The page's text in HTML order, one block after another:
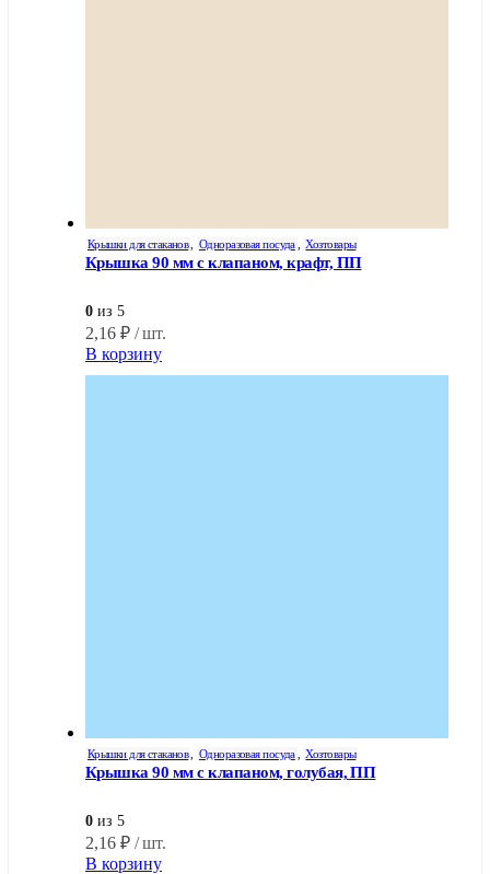
Крышки для стаканов Одноразовая посуда Хозтовары
Крышка 90 мм с клапаном, крафт, ПП
0 из 5
2,16 ₽ / шт.
В корзину
Крышки для стаканов Одноразовая посуда Хозтовары
Крышка 90 мм с клапаном, голубая, ПП
0 из 5
2,16 ₽ / шт.
В корзину